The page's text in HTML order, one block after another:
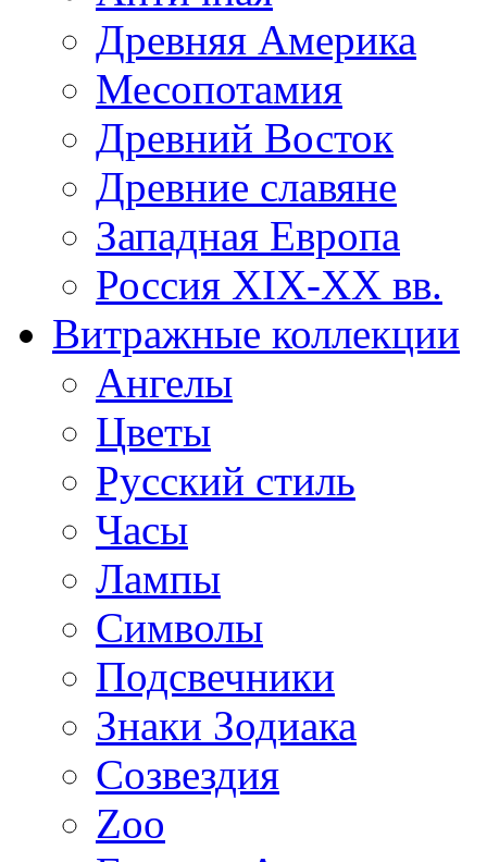
Древняя Америка
Месопотамия
Древний Восток
Древние славяне
Западная Европа
Россия XIX-XX вв.
Витражные коллекции
Ангелы
Цветы
Русский стиль
Часы
Лампы
Символы
Подсвечники
Знаки Зодиака
Созвездия
Zoo